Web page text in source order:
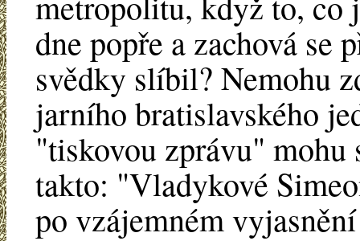
dne popře a zachová se
svědky slíbil? Nemohu
jarního bratislavského
"tiskovou zprávu"
takto: "Vladykové
po vzájemném